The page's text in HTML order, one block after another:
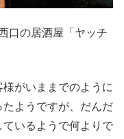
口の居酒屋「ヤッチ
がいままでのように
ようですが、だんだ
いるようで何よりで